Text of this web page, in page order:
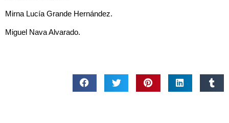
Mirna Lucía Grande Hernández.
Miguel Nava Alvarado.